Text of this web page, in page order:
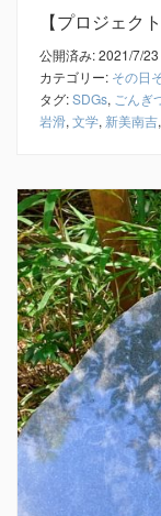
【プロジェク
公開済み: 2021/7/23
カテゴリー: その日
タグ:SDGs, ごんぎ
岩滑, 文学, 新美南吉,